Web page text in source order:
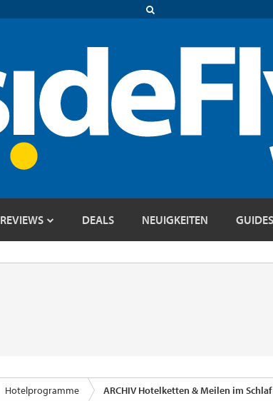
REVIEWS DEALS NEUIGKEITEN GUIDES
Hotelprogramme ARCHIV Hotelketten & Meilen im